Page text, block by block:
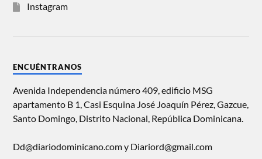
Instagram
ENCUÉNTRANOS
Avenida Independencia número 409, edificio MSG
apartamento B 1, Casi Esquina José Joaquín Pérez, Gazcue,
Santo Domingo, Distrito Nacional, República Dominicana.
Dd@diariodominicano.com y Diariord@gmail.com